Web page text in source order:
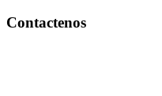
Contactenos